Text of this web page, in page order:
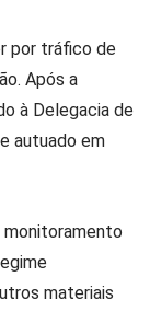
por tráfico de
Após a
à Delegacia de
autuado em
monitoramento
materiais